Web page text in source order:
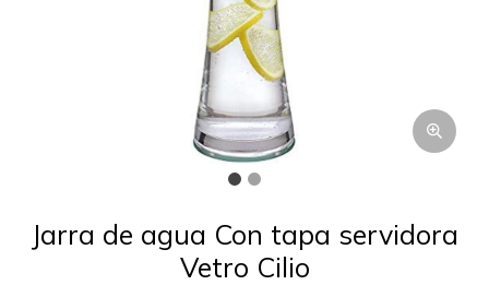
Jarra de agua Con tapa servidora
Vetro Cilio